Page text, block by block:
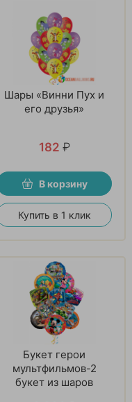
Шары «Винни Пух и
его друзья»
182 ₽
В корзину
Купить в 1 клик
Букет герои
мультфильмов-2
букет из шаров